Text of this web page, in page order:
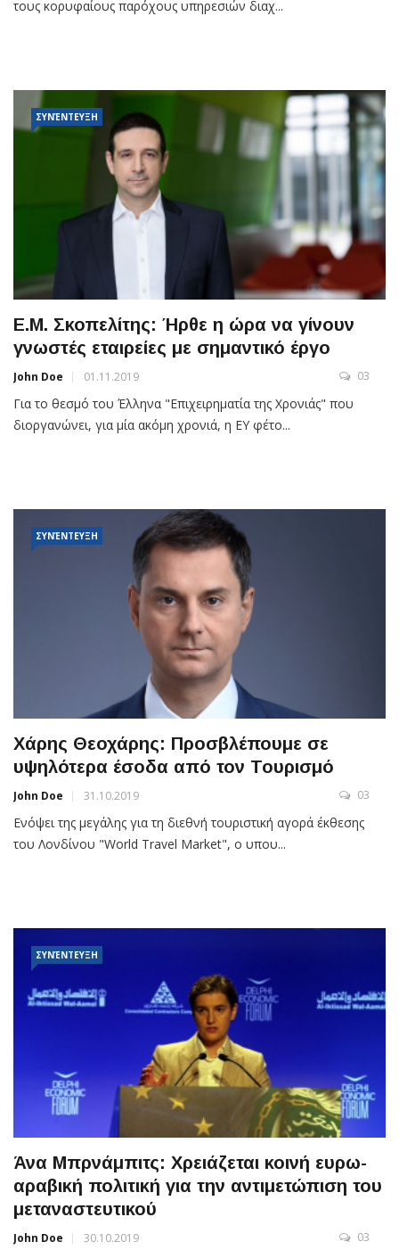
τους κορυφαίους παρόχους υπηρεσιών διαχ...
ΣΥΝΈΝΤΕΥΞΗ
Ε.M. Σκοπελίτης: Ήρθε η ώρα να γίνουν
γνωστές εταιρείες με σημαντικό έργο
John Doe 01.11.2019 03
Για το θεσμό του Έλληνα "Επιχειρηματία της Χρονιάς" που
διοργανώνει, για μία ακόμη χρονιά, η EY φέτο...
ΣΥΝΈΝΤΕΥΞΗ
Χάρης Θεοχάρης: Προσβλέπουμε σε
υψηλότερα έσοδα από τον Τουρισμό
John Doe 31.10.2019 03
Ενόψει της μεγάλης για τη διεθνή τουριστική αγορά έκθεσης
του Λονδίνου "World Travel Market", ο υπου...
ΣΥΝΈΝΤΕΥΞΗ
Άνα Μπρνάμπιτς: Χρειάζεται κοινή ευρω-
αραβική πολιτική για την αντιμετώπιση του
μεταναστευτικού
John Doe 30.10.2019 03